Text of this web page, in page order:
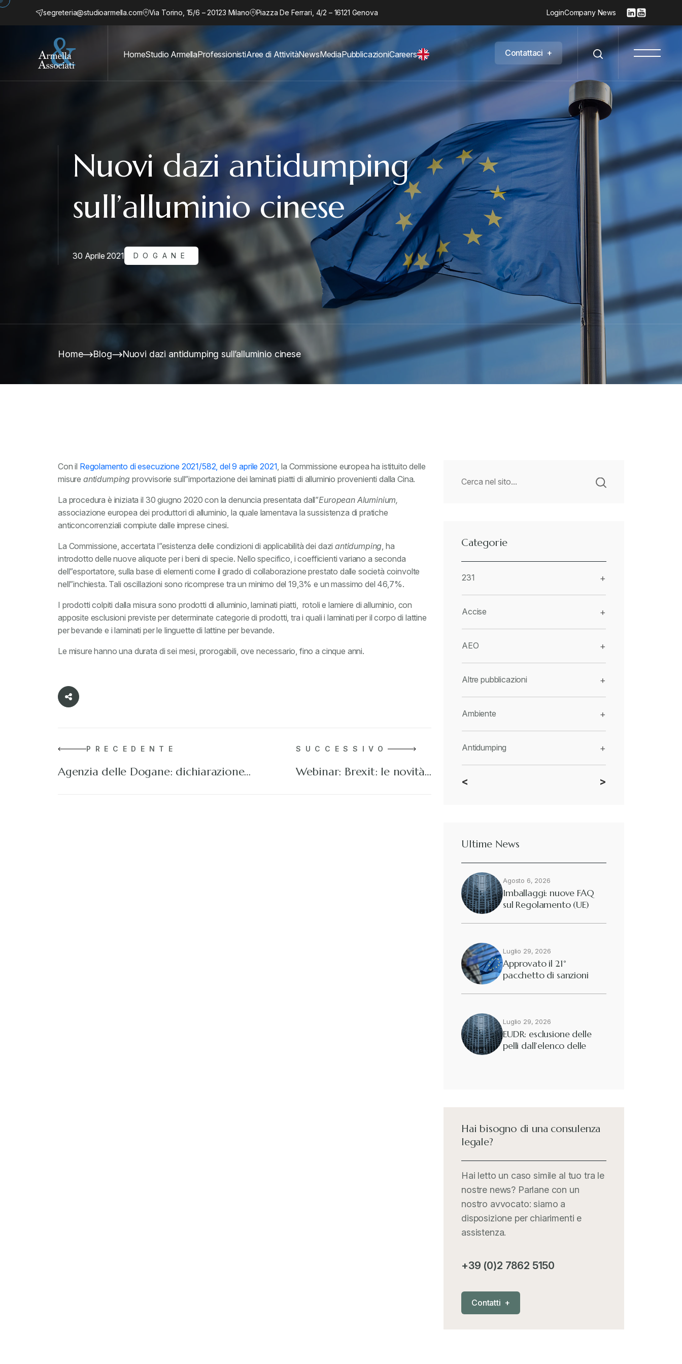
segreteria@studioarmella.com Via Torino, 15/6 – 20123 Milano Piazza De Ferrari, 4/2 – 16121 Genova LoginCompany News
HomeStudio ArmellaProfessionistiAree di AttivitàNewsMediaPubblicazioniCareers Contattaci +
Nuovi dazi antidumping
sull’alluminio cinese
30 Aprile 2021 DOGANE
Home Blog Nuovi dazi antidumping sull’alluminio cinese
Con il Regolamento di esecuzione 2021/582, del 9 aprile 2021, la Commissione europea ha istituito delle
misure antidumping provvisorie sull”importazione dei laminati piatti di alluminio provenienti dalla Cina.
La procedura è iniziata il 30 giugno 2020 con la denuncia presentata dall”European Aluminium,
associazione europea dei produttori di alluminio, la quale lamentava la sussistenza di pratiche
anticoncorrenziali compiute dalle imprese cinesi.
La Commissione, accertata l”esistenza delle condizioni di applicabilità dei daziantidumping, ha
introdotto delle nuove aliquote per i beni di specie. Nello specifico, i coefficienti variano a seconda
dell”esportatore, sulla base di elementi come il grado di collaborazione prestato dalle società coinvolte
nell”inchiesta. Tali oscillazioni sono ricomprese tra un minimo del 19,3% e un massimo del 46,7%.
I prodotti colpiti dalla misura sono prodotti di alluminio, laminati piatti, rotoli e lamiere di alluminio, con
apposite esclusioni previste per determinate categorie di prodotti, tra i quali i laminati per il corpo di lattine
per bevande e i laminati per le linguette di lattine per bevande.
Le misure hanno una durata di sei mesi, prorogabili, ove necessario, fino a cinque anni.
PRECEDENTE
Agenzia delle Dogane: dichiarazione…
SUCCESSIVO
Webinar: Brexit: le novità…
Categorie
231 +
Accise +
AEO +
Altre pubblicazioni +
Ambiente +
Antidumping +
CBAM +
Deforestazione
Diritto tributario internazionale
Dogane
Eutekne
Fisco e tributi
Guide e Manuali
Iva comunitaria e nazionale
MementoPiù - Giuffré
Nautica
< >
Ultime News
Agosto 6, 2026
Imballaggi: nuove FAQ
sul Regolamento (UE)
Luglio 29, 2026
Approvato il 21°
pacchetto di sanzioni
Luglio 29, 2026
EUDR: esclusione delle
pelli dall’elenco delle
Hai bisogno di una consulenza
legale?
Hai letto un caso simile al tuo tra le
nostre news? Parlane con un
nostro avvocato: siamo a
disposizione per chiarimenti e
assistenza.
+39 (0)2 7862 5150
Contatti +